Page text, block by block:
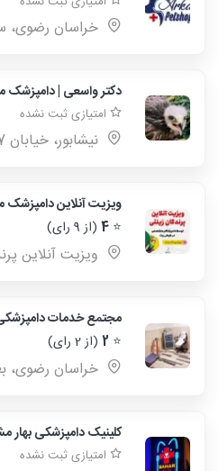
خراسان رضوی،
دکتر واسعی | دامپزشک
امتیازی ثبت نشده
نیشابور، خیابان 17 شه ...
ویزیت آنلاین
⭐
4 (از 9 رای)
ویزیت آنلاین
مجتمع خدمات
⭐
2 (از 2 رای)
خراسان رضوی،
کلینیک دامپزشکی بهار
امتیازی ثبت نشده